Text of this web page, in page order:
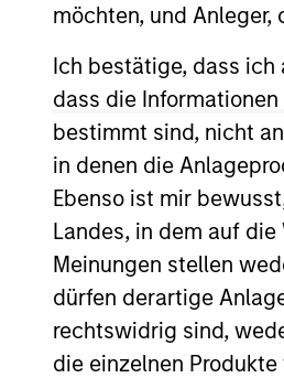
möchten, und
Ich bestätige, dass ich
dass die
bestimmt sind, nicht
in denen die
Ebenso ist mir
Landes, in dem auf
Meinungen stellen
dürfen derartige
rechtswidrig sind,
die einzelnen
View Site
As of
mentioned
service marks
approved by
hyperlinks to
verification or
contained on